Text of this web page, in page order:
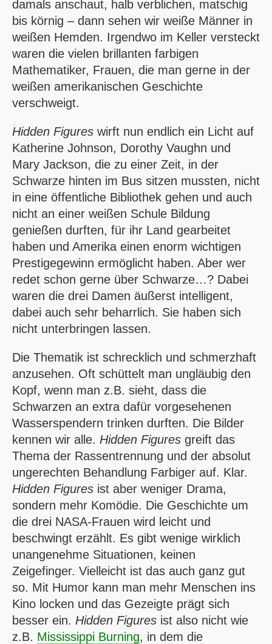
damals anschaut, halb verblichen, matschig
bis körnig – dann sehen wir weiße Männer in
weißen Hemden. Irgendwo im Keller versteckt
waren die vielen brillanten farbigen
Mathematiker, Frauen, die man gerne in der
weißen amerikanischen Geschichte
verschweigt.
Hidden Figures wirft nun endlich ein Licht auf
Katherine Johnson, Dorothy Vaughn und
Mary Jackson, die zu einer Zeit, in der
Schwarze hinten im Bus sitzen mussten, nicht
in eine öffentliche Bibliothek gehen und auch
nicht an einer weißen Schule Bildung
genießen durften, für ihr Land gearbeitet
haben und Amerika einen enorm wichtigen
Prestigegewinn ermöglicht haben. Aber wer
redet schon gerne über Schwarze…? Dabei
waren die drei Damen äußerst intelligent,
dabei auch sehr beharrlich. Sie haben sich
nicht unterbringen lassen.
Die Thematik ist schrecklich und schmerzhaft
anzusehen. Oft schüttelt man ungläubig den
Kopf, wenn man z.B. sieht, dass die
Schwarzen an extra dafür vorgesehenen
Wasserspendern trinken durften. Die Bilder
kennen wir alle. Hidden Figures greift das
Thema der Rassentrennung und der absolut
ungerechten Behandlung Farbiger auf. Klar.
Hidden Figures ist aber weniger Drama,
sondern mehr Komödie. Die Geschichte um
die drei NASA-Frauen wird leicht und
beschwingt erzählt. Es gibt wenige wirklich
unangenehme Situationen, keinen
Zeigefinger. Vielleicht ist das auch ganz gut
so. Mit Humor kann man mehr Menschen ins
Kino locken und das Gezeigte prägt sich
besser ein. Hidden Figures ist also nicht wie
z.B. Mississippi Burning, in dem die